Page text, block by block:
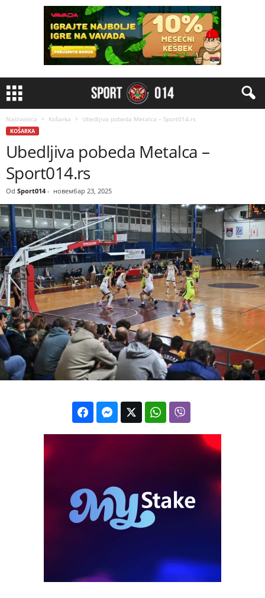
Naslovnica Košarka Ubedljiva pobeda Metalca – Sport014.rs
KOŠARKA
Ubedljiva pobeda Metalca –
Sport014.rs
Od Sport014- новембар 23, 2025